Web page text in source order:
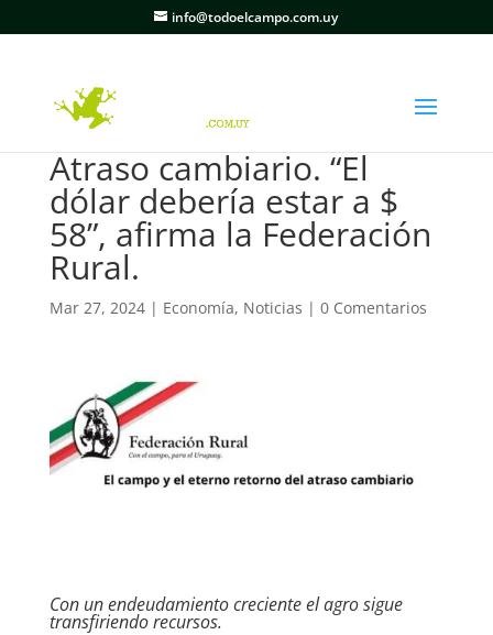
info@todoelcampo.com.uy
Atraso cambiario. “El
dólar debería estar a $
58”, afirma la Federación
Rural.
Mar 27, 2024| Economía, Noticias | 0 Comentarios
Con un endeudamiento creciente el agro sigue
transfiriendo recursos.